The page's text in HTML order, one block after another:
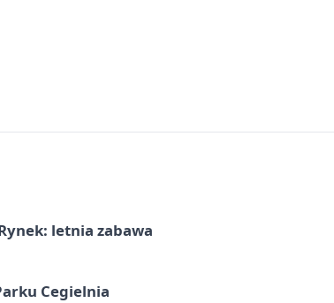
letnia zabawa
Cegielnia